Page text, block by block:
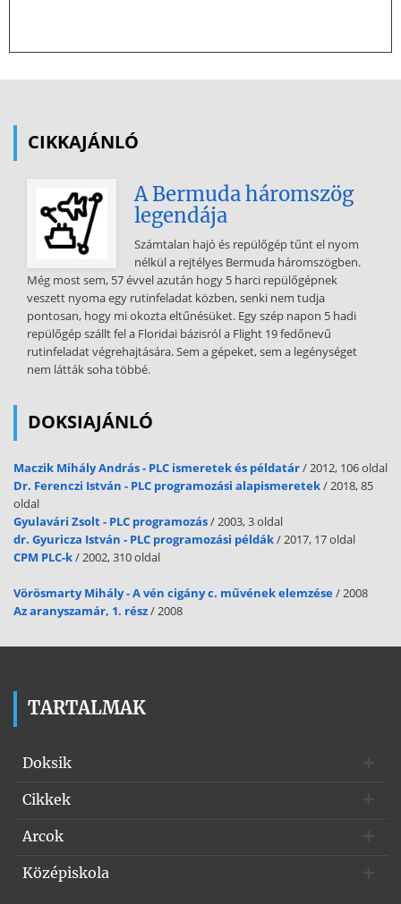
CIKKAJÁNLÓ
A Bermuda háromszög
legendája
Számtalan hajó és repülőgép tűnt el nyom
nélkül a rejtélyes Bermuda háromszögben.
Még most sem, 57 évvel azután hogy 5 harci repülőgépnek
veszett nyoma egy rutinfeladat közben, senki nem tudja
pontosan, hogy mi okozta eltűnésüket. Egy szép napon 5 hadi
repülőgép szállt fel a Floridai bázisról a Flight 19 fedőnevű
rutinfeladat végrehajtására. Sem a gépeket, sem a legénységet
nem látták soha többé.
DOKSIAJÁNLÓ
Maczik Mihály András - PLC ismeretek és példatár/ 2012, 106 oldal
Dr. Ferenczi István - PLC programozási alapismeretek/ 2018, 85
oldal
Gyulavári Zsolt - PLC programozás/ 2003, 3 oldal
dr. Gyuricza István - PLC programozási példák/ 2017, 17 oldal
CPM PLC-k/ 2002, 310 oldal
Vörösmarty Mihály - A vén cigány c. művének elemzése/ 2008
Az aranyszamár, 1. rész/ 2008
TARTALMAK
Doksik
Cikkek
Arcok
Középiskola